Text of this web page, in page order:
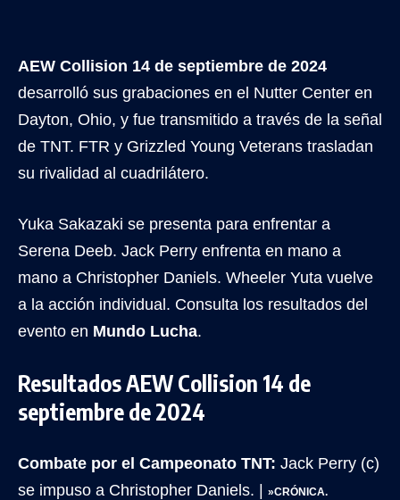
AEW Collision 14 de septiembre de 2024
desarrolló sus grabaciones en el Nutter Center en
Dayton, Ohio, y fue transmitido a través de la señal
de TNT. FTR y Grizzled Young Veterans trasladan
su rivalidad al cuadrilátero.
Yuka Sakazaki se presenta para enfrentar a
Serena Deeb. Jack Perry enfrenta en mano a
mano a Christopher Daniels. Wheeler Yuta vuelve
a la acción individual. Consulta los resultados del
evento en Mundo Lucha.
Resultados AEW Collision 14 de
septiembre de 2024
Combate por el Campeonato TNT: Jack Perry (c)
se impuso a Christopher Daniels. | »CRÓNICA.